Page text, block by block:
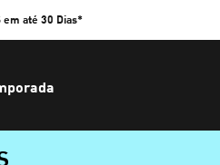
em até 30 Dias*